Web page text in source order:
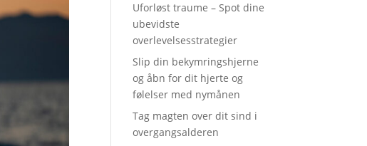
Uforløst traume – Spot dine
ubevidste
overlevelsesstrategier
Slip din bekymringshjerne
og åbn for dit hjerte og
følelser med nymånen
Tag magten over dit sind i
overgangsalderen